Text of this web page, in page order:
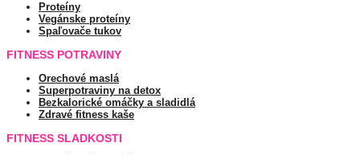
Proteíny
Vegánske proteíny
Spaľovače tukov
FITNESS POTRAVINY
Orechové maslá
Superpotraviny na detox
Bezkalorické omáčky a sladidlá
Zdravé fitness kaše
FITNESS SLADKOSTI